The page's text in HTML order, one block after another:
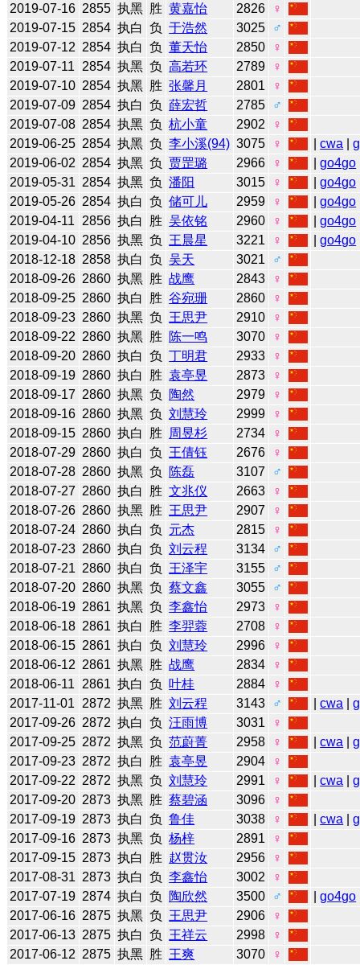
2019-07-16 2855 执黑 胜 黄嘉怡 2826
♀
2019-07-15 2854 执白 负 于浩然 3025
♂
2019-07-12 2854 执白 负 董天怡 2850
♀
2019-07-11
2854 执黑 负 高若环 2789
♀
2019-07-10 2854 执黑 胜 张馨月 2801
♀
2019-07-09 2854 执白 负 薛宏哲 2785
♂
2019-07-08 2854 执黑 负 杭小童 2902
♀
2019-06-25 2854 执黑 负 李小溪(94) 3075 ♀ |cwa |
2019-06-02 2854 执黑 负 贾罡璐 2966 ♀ |go4go
2019-05-31 2854 执黑 负 潘阳 3015 ♀ |go4go
2019-05-26 2854 执白 负 储可儿 2959 ♀ |go4go
2019-04-11
2856 执白 胜 吴依铭 2960 ♀ |go4go
2019-04-10 2856 执黑 负 王晨星 3221 ♀ |go4go
2018-12-18 2858 执白 负 吴天 3021
♂
2018-09-26 2860 执黑 胜 战鹰 2843
♀
2018-09-25 2860 执白 胜 谷宛珊 2860
♀
2018-09-23 2860 执黑 负 王思尹 2910
♀
2018-09-22 2860 执黑 胜 陈一鸣 3070
♀
2018-09-20 2860 执白 负 丁明君 2933
♀
2018-09-19 2860 执白 胜 袁亭昱 2873
♀
2018-09-17 2860 执黑 负 陶然 2979
♀
2018-09-16 2860 执黑 负 刘慧玲 2999
♀
2018-09-15 2860 执白 胜 周昱杉 2734
♀
2018-07-29 2860 执白 负 王倩钰 2676
♀
2018-07-28 2860 执黑 负 陈磊 3107
♂
2018-07-27 2860 执白 胜 文兆仪 2663
♀
2018-07-26 2860 执黑 胜 王思尹 2907
♀
2018-07-24 2860 执白 负 元杰 2815
♀
2018-07-23 2860 执白 负 刘云程 3134
♂
2018-07-21 2860 执白 负 王泽宇 3155
♂
2018-07-20 2860 执黑 负 蔡文鑫 3055
♂
2018-06-19 2861 执黑 负 李鑫怡 2973
♀
2018-06-18 2861 执白 胜 李羿蓉 2708
♀
2018-06-15 2861 执白 负 刘慧玲 2996
♀
2018-06-12 2861 执黑 胜 战鹰 2834
♀
2018-06-11
2861 执白 负 叶桂 2884
♀
2017-11-01
2872 执黑 胜 刘云程 3143 ♂ |cwa |
2017-09-26 2872 执白 负 汪雨博 3031
♀
2017-09-25 2872 执黑 负 范蔚菁 2958 ♀ |cwa |
2017-09-23 2872 执白 胜 袁亭昱 2904
♀
2017-09-22 2872 执黑 负 刘慧玲 2991 ♀ |cwa |
2017-09-20 2873 执黑 胜 蔡碧涵 3096
♀
2017-09-19 2873 执白 负 鲁佳 3038 ♀ |cwa |
2017-09-16 2873 执黑 负 杨梓 2891
♀
2017-09-15 2873 执白 胜 赵贯汝 2956
♀
2017-08-31 2873 执白 负 李鑫怡 3002
♀
2017-07-19 2874 执白 负 陶欣然 3500 ♂ |go4go
2017-06-16 2875 执黑 负 王思尹 2906
♀
2017-06-13 2875 执白 负 王祥云 2998
♀
2017-06-12 2875 执黑 胜 王爽 3070
♀